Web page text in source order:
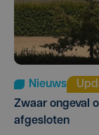
Nieuws
Zwaar ongeval
afgesloten